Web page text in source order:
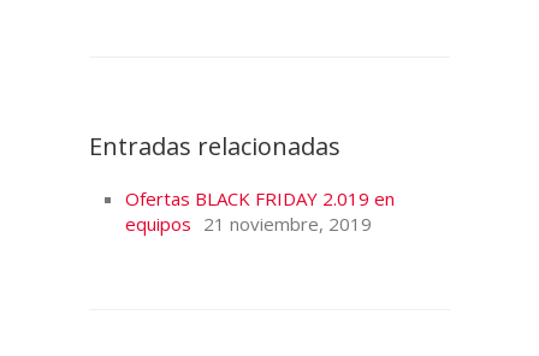
Entradas relacionadas
Ofertas BLACK FRIDAY 2.019 en
equipos 21 noviembre, 2019